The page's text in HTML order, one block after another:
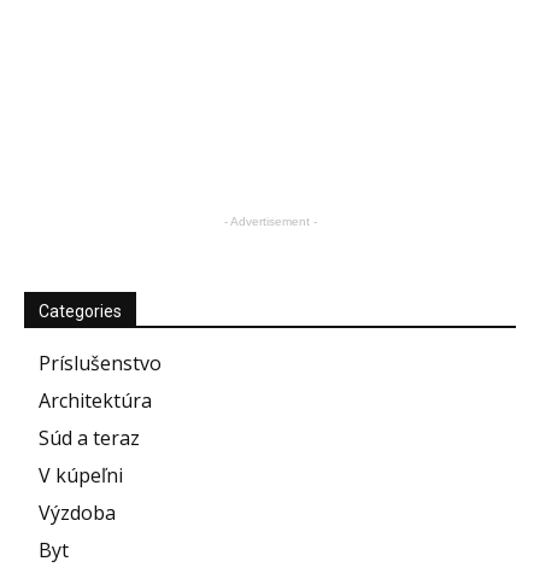
- Advertisement -
Categories
Príslušenstvo
Architektúra
Súd a teraz
V kúpeľni
Výzdoba
Byt